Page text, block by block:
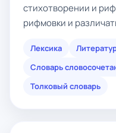
стихотворении и
рифмовки и
Лексика
Словарь
Толковый словарь